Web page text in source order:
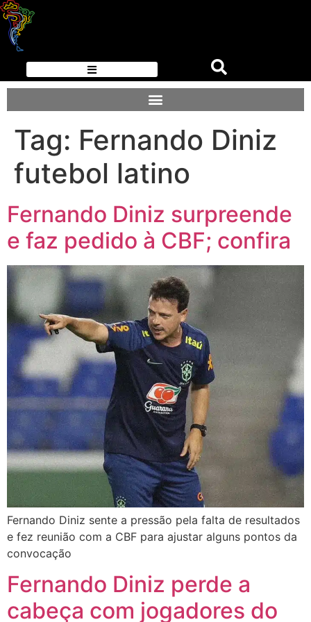
Tag: Fernando Diniz
futebol latino
Fernando Diniz surpreende
e faz pedido à CBF; confira
Fernando Diniz sente a pressão pela falta de resultados
e fez reunião com a CBF para ajustar alguns pontos da
convocação
Fernando Diniz perde a
cabeça com jogadores do